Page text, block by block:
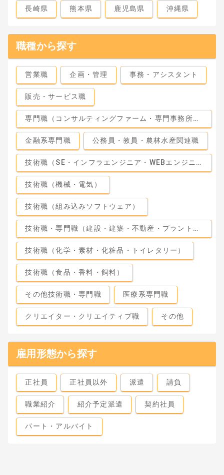
長崎県 熊本県 鹿児島県 沖縄県
職種から探す
営業職 企画・管理 事務・アシスタント
販売・サービス職
専門職（コンサルティングファーム・専門事務所・監査法人）
金融系専門職 公務員・教員・農林水産関連職
技術職（SE・インフラエンジニア・WEBエンジニア）
技術職（機械・電気）
技術職（組み込みソフトウェア）
技術職・専門職（建設・建築・不動産・プラント・工場）
技術職（化学・素材・化粧品・トイレタリー）
技術職（食品・香料・飼料）
その他技術職・専門職 医療系専門職
クリエイター・クリエイティブ職 その他
雇用形態から探す
正社員 正社員以外 派遣 請負
職業紹介 紹介予定派遣 契約社員
パート・アルバイト